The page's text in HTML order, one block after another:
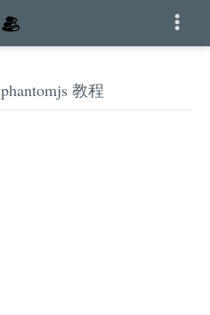
phantomjs 教程